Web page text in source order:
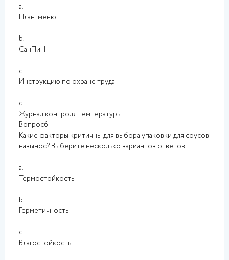
a.
План-меню
b.
СанПиН
c.
Инструкцию по охране труда
d.
Журнал контроля температуры
Вопрос6
Какие факторы критичны для выбора упаковки для соусов
навынос? Выберите несколько вариантов ответов:
a.
Термостойкость
b.
Герметичность
c.
Влагостойкость